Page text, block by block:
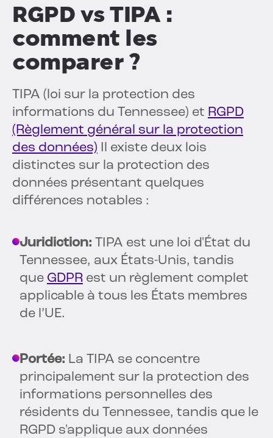
RGPD vs TIPA :
comment les
comparer ?
TIPA (loi sur la protection des
informations du Tennessee) et RGPD
(Règlement général sur la protection
des données) Il existe deux lois
distinctes sur la protection des
données présentant quelques
différences notables :
Juridiction: TIPA est une loi d'État du
Tennessee, aux États-Unis, tandis
que GDPR est un règlement complet
applicable à tous les États membres
de l’UE.
Portée: La TIPA se concentre
principalement sur la protection des
informations personnelles des
résidents du Tennessee, tandis que le
RGPD s'applique aux données